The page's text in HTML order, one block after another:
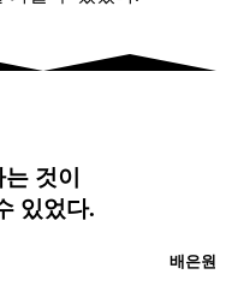
것이
있었다.
배은원